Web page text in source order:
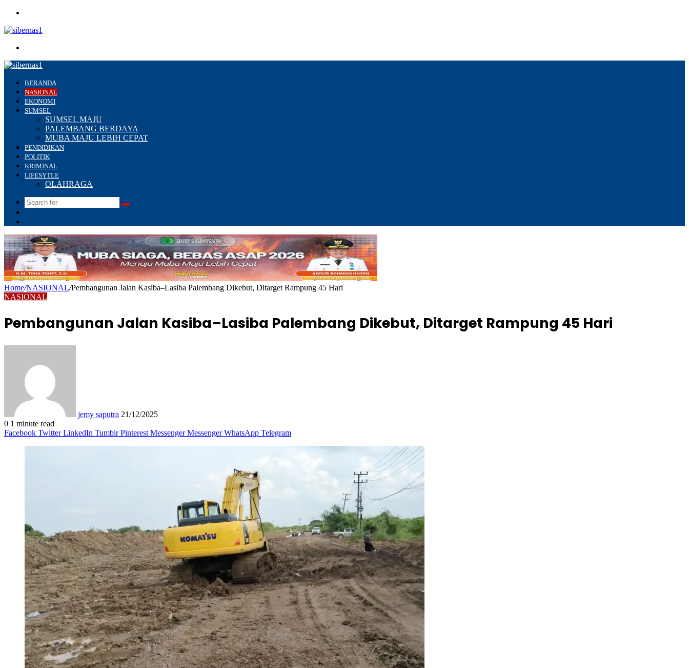
BERANDA
NASIONAL
EKONOMI
SUMSEL
SUMSEL MAJU
PALEMBANG BERDAYA
MUBA MAJU LEBIH CEPAT
PENDIDIKAN
POLITIK
KRIMINAL
LIFESYTLE
OLAHRAGA
Search
Home/NASIONAL/Pembangunan Jalan Kasiba–Lasiba Palembang Dikebut, Ditarget Rampung 45 Hari
NASIONAL
Pembangunan Jalan Kasiba–Lasiba Palembang Dikebut, Ditarget Rampung 45 Hari
jemy saputra 21/12/2025
0 1 minute read
Facebook Twitter LinkedIn Tumblr Pinterest Messenger Messenger WhatsApp Telegram